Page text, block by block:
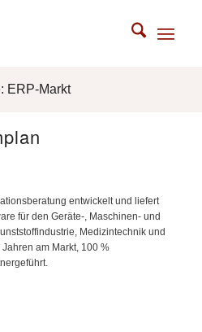
ERP-Markt
entwickelt und liefert
für den Geräte-, Maschinen- und
Medizintechnik und
am Markt, 100 %